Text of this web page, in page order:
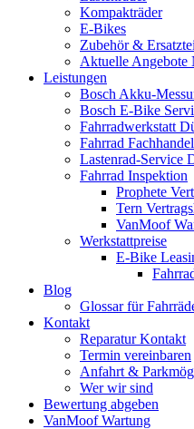
Kompakträder
E-Bikes
Zubehör &
Aktuelle Angebote
Leistungen
Bosch Akku-
Bosch E-Bike
Fahrradwerkstatt
Fahrrad
Lastenrad-Service
Fahrrad Inspektion
Prophete
Tern
VanMoof
Werkstattpreise
E-Bike
Blog
Glossar für
Kontakt
Reparatur Kontakt
Termin vereinbaren
Anfahrt &
Wer wir sind
Bewertung abgeben
VanMoof Wartung